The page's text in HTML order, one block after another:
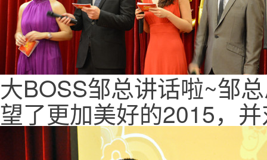
大BOSS邹总讲话啦~邹
望了更加美好的2015，